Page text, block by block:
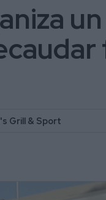
Grill & Sport